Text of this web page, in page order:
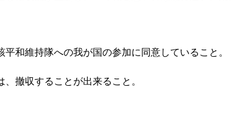
和維持隊への我が国の参加に同意していること。
撤収することが出来ること。